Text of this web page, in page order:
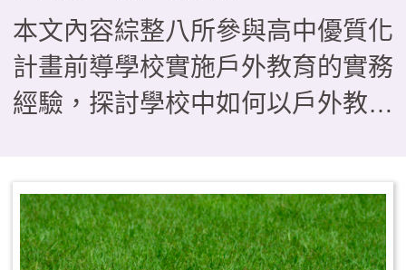
本文內容綜整八所參與高中優質化
計畫前導學校實施戶外教育的實務
經驗，探討學校中如何以戶外教育
「校外教學」轉型為具備學習與評
量的「課程教學」型態。研究歸納